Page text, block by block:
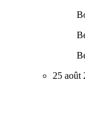
25 août